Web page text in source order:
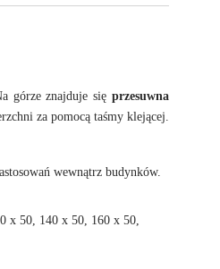
górze znajduje się przesuwna
za pomocą taśmy klejącej.
wewnątrz budynków.
x 50, 140 x 50, 160 x 50,